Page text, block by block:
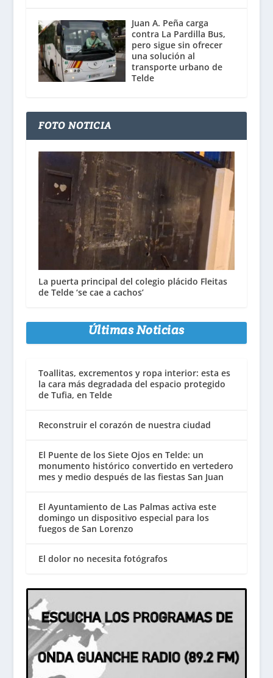
Juan A. Peña carga
contra La Pardilla Bus,
pero sigue sin ofrecer
una solución al
transporte urbano de
Telde
FOTO NOTICIA
La puerta principal del colegio plácido Fleitas
de Telde ‘se cae a cachos’
Últimas Noticias
Toallitas, excrementos y ropa interior: esta es
la cara más degradada del espacio protegido
de Tufia, en Telde
Reconstruir el corazón de nuestra ciudad
El Puente de los Siete Ojos en Telde: un
monumento histórico convertido en vertedero
mes y medio después de las fiestas San Juan
El Ayuntamiento de Las Palmas activa este
domingo un dispositivo especial para los
fuegos de San Lorenzo
El dolor no necesita fotógrafos